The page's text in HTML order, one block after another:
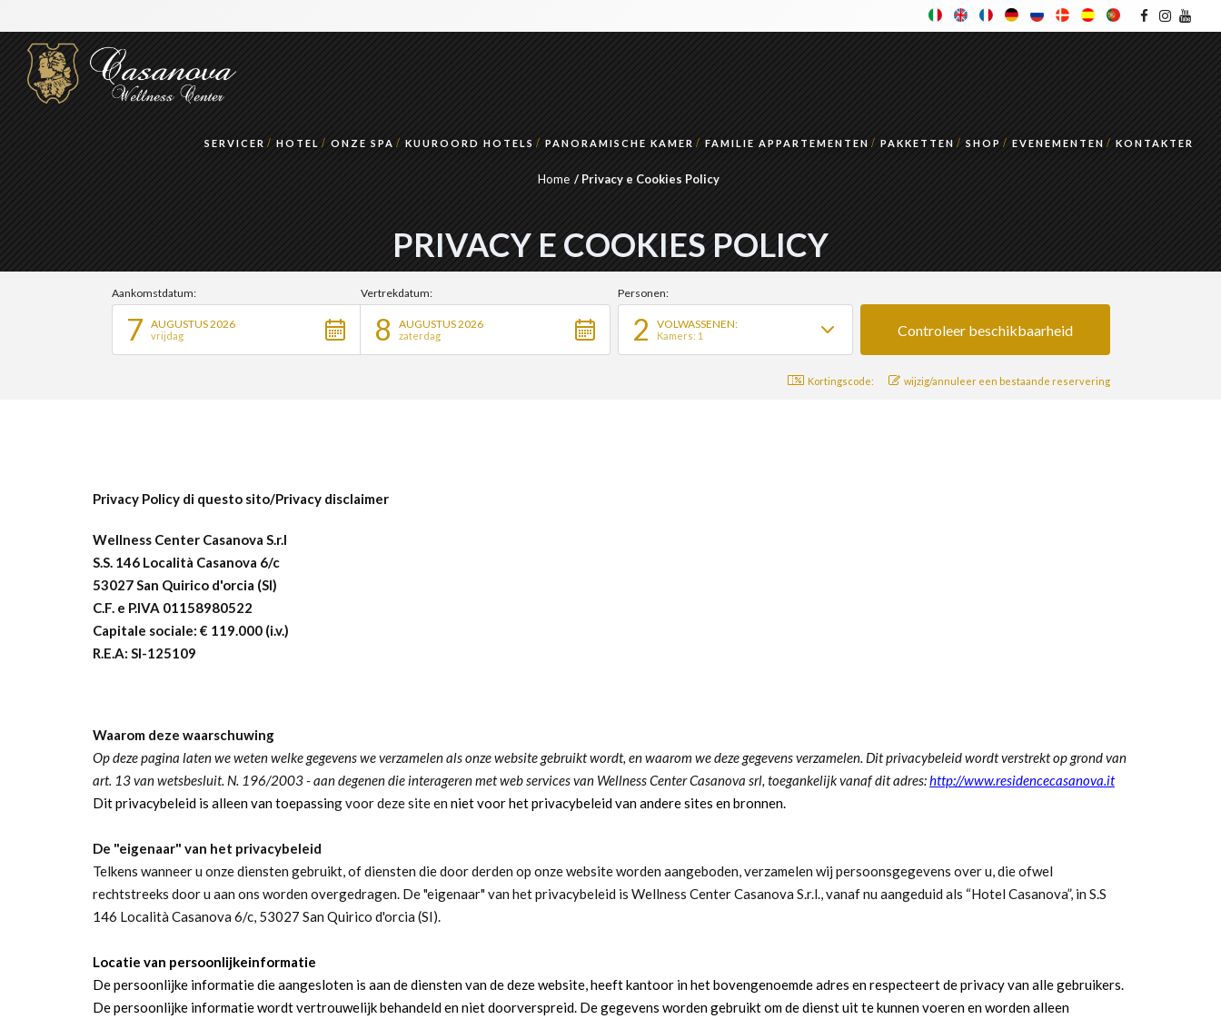
SERVICER HOTEL ONZE SPA KUUROORD HOTELS PANORAMISCHE KAMER FAMILIE APPARTEMENTEN PAKKETTEN SHOP EVENEMENTEN KONTAKTER
Home Privacy e Cookies Policy
PRIVACY E COOKIES POLICY
Aankomstdatum:
7 AUGUSTUS 2026
vrijdag
Vertrekdatum:
8 AUGUSTUS 2026
zaterdag
Personen:
2 VOLWASSENEN:
Kamers: 1
Kortingscode: wijzig/annuleer een bestaande reservering
Privacy Policy di questo sito/Privacy disclaimer
Wellness Center Casanova S.r.l
S.S. 146 Località Casanova 6/c
53027 San Quirico d'orcia (SI)
C.F. e P.IVA 01158980522
Capitale sociale: € 119.000 (i.v.)
R.E.A: SI-125109
Waarom deze waarschuwing
Op deze pagina laten we weten welke gegevens we verzamelen als onze website gebruikt wordt, en waarom we deze gegevens verzamelen. Dit privacybeleidwordt verstrekt op grond van
art. 13 van wetsbesluit. N. 196/2003 - aan degenen die interageren met web services van Wellness Center Casanova srl, toegankelijk vanaf dit adres:http://www.residencecasanova.it
Dit privacybeleid is alleen van toepassing voor deze site en niet voor het privacybeleid van andere sites en bronnen.
De "eigenaar" van het privacybeleid
Telkens wanneer u onze diensten gebruikt, of diensten die door derden op onze website worden aangeboden, verzamelen wij persoonsgegevens over u, die ofwel
rechtstreeks door u aan ons worden overgedragen. De "eigenaar" van het privacybeleid is Wellness Center Casanova S.r.l., vanaf nu aangeduid als “Hotel Casanova”, in S.S
146 Località Casanova 6/c, 53027 San Quirico d'orcia (SI).
Locatie van persoonlijkeinformatie
De persoonlijke informatie die aangesloten is aan de diensten van de deze website, heeft kantoor in het bovengenoemde adres en respecteert de privacy van alle gebruikers.
De persoonlijke informatie wordt vertrouwelijk behandeld en niet doorverspreid. De gegevens worden gebruikt om de dienst uit te kunnen voeren en worden alleen